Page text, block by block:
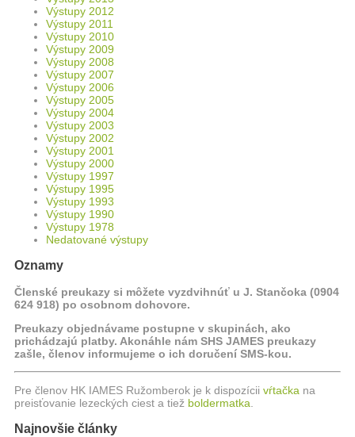
Výstupy 2012
Výstupy 2011
Výstupy 2010
Výstupy 2009
Výstupy 2008
Výstupy 2007
Výstupy 2006
Výstupy 2005
Výstupy 2004
Výstupy 2003
Výstupy 2002
Výstupy 2001
Výstupy 2000
Výstupy 1997
Výstupy 1995
Výstupy 1993
Výstupy 1990
Výstupy 1978
Nedatované výstupy
Oznamy
Členské preukazy si môžete vyzdvihnúť u J. Stančoka (0904
624 918) po osobnom dohovore.
Preukazy objednávame postupne v skupinách, ako
prichádzajú platby. Akonáhle nám SHS JAMES preukazy
zašle, členov informujeme o ich doručení SMS-kou.
Pre členov HK IAMES Ružomberok je k dispozícii vŕtačka na
preisťovanie lezeckých ciest a tiež boldermatka
Najnovšie články